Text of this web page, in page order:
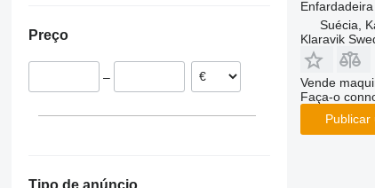
Hungria
Áustria
Preço
–
Suécia,
Klaravik
Vende
Faça-o
Publicar